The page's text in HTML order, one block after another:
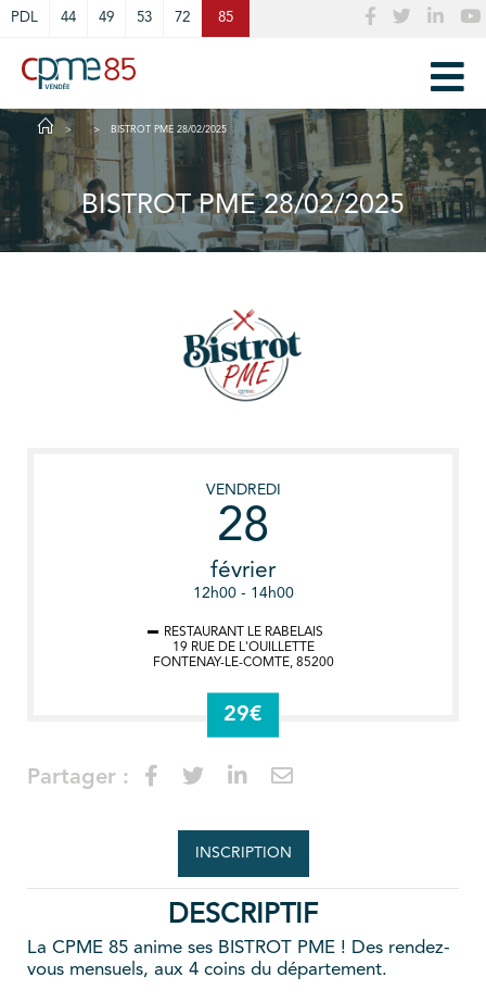
PDL 44 49 53 72 85
BISTROT PME 28/02/2025
BISTROT PME 28/02/2025
VENDREDI
28
février
12h00 - 14h00
RESTAURANT LE RABELAIS
19 RUE DE L'OUILLETTE
FONTENAY-LE-COMTE, 85200
29€
Partager :
INSCRIPTION
DESCRIPTIF
La CPME 85 anime ses BISTROT PME ! Des rendez-
vous mensuels, aux 4 coins du département.
Cookies management panel